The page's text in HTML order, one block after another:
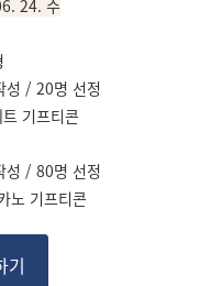
24. 수
성 / 20명 선정
기프티콘
성 / 80명 선정
노 기프티콘
기